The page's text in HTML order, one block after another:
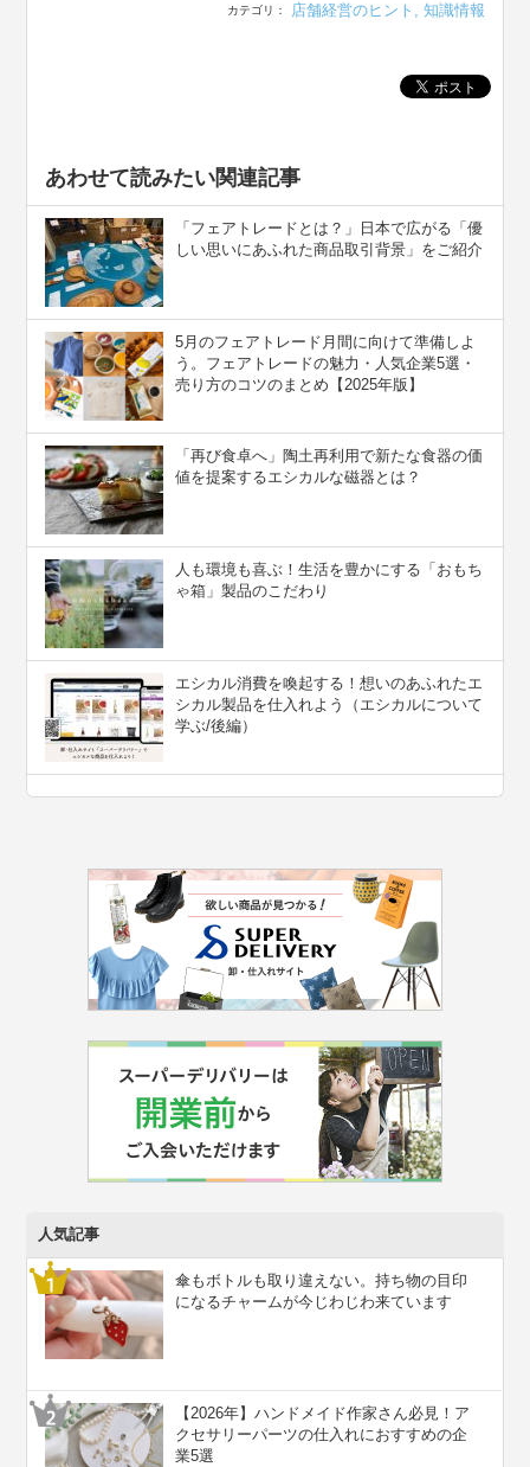
カテゴリ： 店舗経営のヒント , 知識情報
あわせて読みたい関連記事
「フェアトレードとは？」日本で広がる「優
しい思いにあふれた商品取引背景」をご紹介
5月のフェアトレード月間に向けて準備しよ
う。フェアトレードの魅力・人気企業5選・
売り方のコツのまとめ【2025年版】
「再び食卓へ」陶土再利用で新たな食器の価
値を提案するエシカルな磁器とは？
人も環境も喜ぶ！生活を豊かにする「おもち
ゃ箱」製品のこだわり
エシカル消費を喚起する！想いのあふれたエ
シカル製品を仕入れよう（エシカルについて
学ぶ/後編）
人気記事
傘もボトルも取り違えない。持ち物の目印
になるチャームが今じわじわ来ています
【2026年】ハンドメイド作家さん必見！ア
クセサリーパーツの仕入れにおすすめの企
業5選